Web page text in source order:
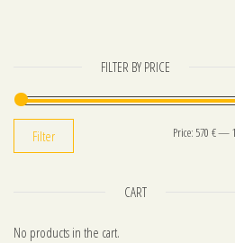
FILTER BY PRICE
Filter Price: 570 €—
CART
No products in the cart.